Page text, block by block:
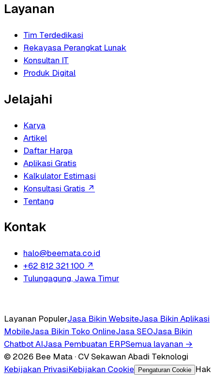
Layanan
Tim Terdedikasi
Rekayasa Perangkat Lunak
Konsultan IT
Produk Digital
Jelajahi
Karya
Artikel
Daftar Harga
Aplikasi Gratis
Kalkulator Estimasi
Konsultasi Gratis ↗
Tentang
Kontak
halo@beemata.co.id
+62 812 321 100 ↗
Tulungagung, Jawa Timur
Layanan PopulerJasa Bikin WebsiteJasa Bikin Aplikasi
MobileJasa Bikin Toko OnlineJasa SEOJasa Bikin
Chatbot AIJasa Pembuatan ERPSemua layanan →
© 2026 Bee Mata · CV Sekawan Abadi Teknologi
Kebijakan PrivasiKebijakan Cookie Pengaturan Cookie
Hak